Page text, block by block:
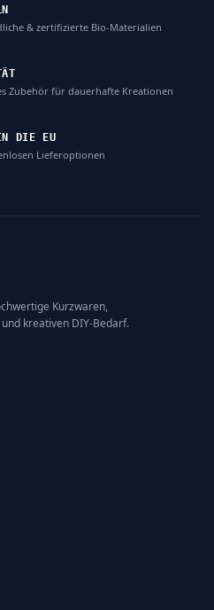
& zertifizierte Bio-Materialien
Zubehör für dauerhafte Kreationen
DIE EU
Lieferoptionen
Kurzwaren,
kreativen DIY-Bedarf.